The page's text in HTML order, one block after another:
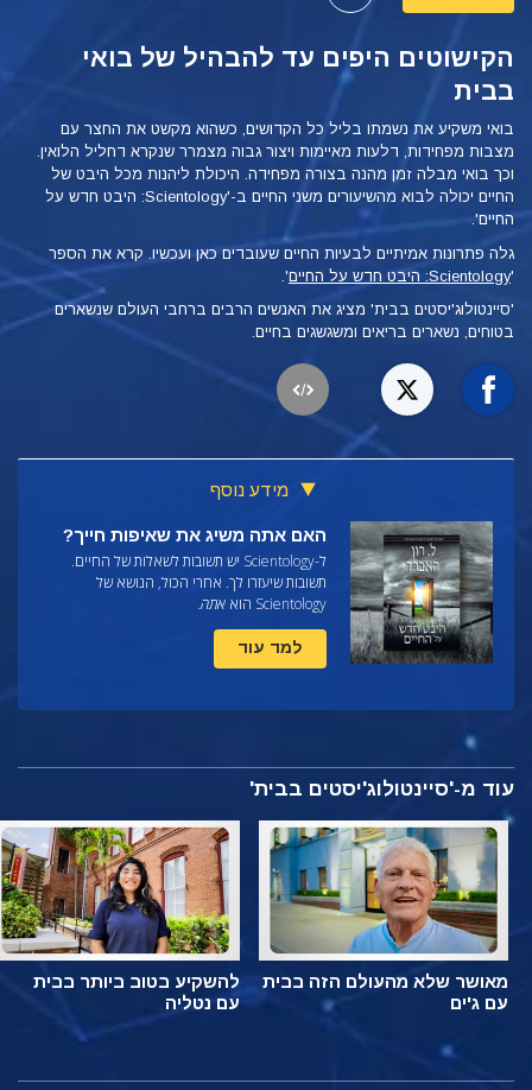
הקישוטים היפים עד להבהיל של בואי
בבית
בואי משקיע את נשמתו בליל כל הקדושים, כשהוא מקשט את החצר עם
מצבות מפחידות, דלעות מאיימות ויצור גבוה מצמרר שנקרא דחליל הלואין.
וכך בואי מבלה זמן מהנה בצורה מפחידה. היכולת ליהנות מכל היבט של
החיים יכולה לבוא מהשיעורים משני החיים ב-'Scientology: היבט חדש על
החיים'.
גלה פתרונות אמיתיים לבעיות החיים שעובדים כאן ועכשיו. קרא את הספר
'Scientology: היבט חדש על החיים
'.
'סיינטולוג'יסטים בבית' מציג את האנשים הרבים ברחבי העולם שנשארים
בטוחים, נשארים בריאים ומשגשגים בחיים.
מידע נוסף
האם אתה משיג את שאיפות חייך?
ל-Scientology יש תשובות לשאלות של החיים.
תשובות שיעזרו לך. אחרי הכול, הנושא של
Scientology הוא
אתה.
למד עוד
עוד מ-'סיינטולוג'יסטים בבית'
מאושר שלא מהעולם הזה בבית
עם ג'ים
להשקיע בטוב ביותר בבית
עם נטליה